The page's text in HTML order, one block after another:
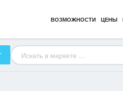
ВОЗМОЖНОСТИ ЦЕНЫ